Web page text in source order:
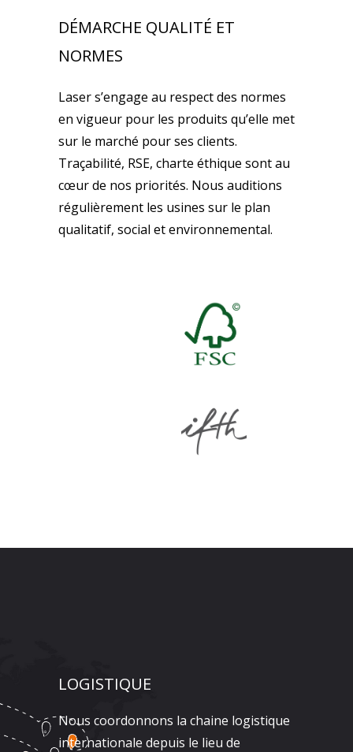
DÉMARCHE QUALITÉ ET
NORMES
Laser s’engage au respect des normes
en vigueur pour les produits qu’elle met
sur le marché pour ses clients.
Traçabilité, RSE, charte éthique sont au
cœur de nos priorités. Nous auditions
régulièrement les usines sur le plan
qualitatif, social et environnemental.
LOGISTIQUE
Nous coordonnons la chaine logistique
internationale depuis le lieu de